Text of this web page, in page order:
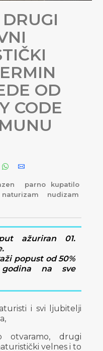
OD
CODE
parno kupatilo
naturizam
nudizam
ažuriran 01.
popust od 50%
na sve
i svi ljubitelji
otvaramo, drugi
velnes i to